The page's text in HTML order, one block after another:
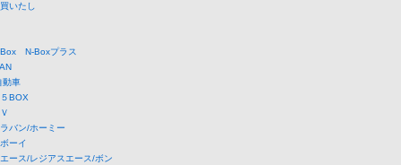
いたし
N-Boxプラス
動車
BOX
バン/ホーミー
ーイ
ース/レジアスエース/ボン